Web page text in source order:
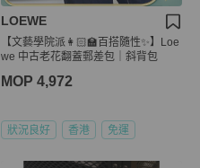
LOEWE
【文藝學院派👩🏻‍🏫百搭隨性✨】Loe
we 中古老花翻蓋郵差包｜斜背包
MOP 4,972
狀況良好 香港 免運